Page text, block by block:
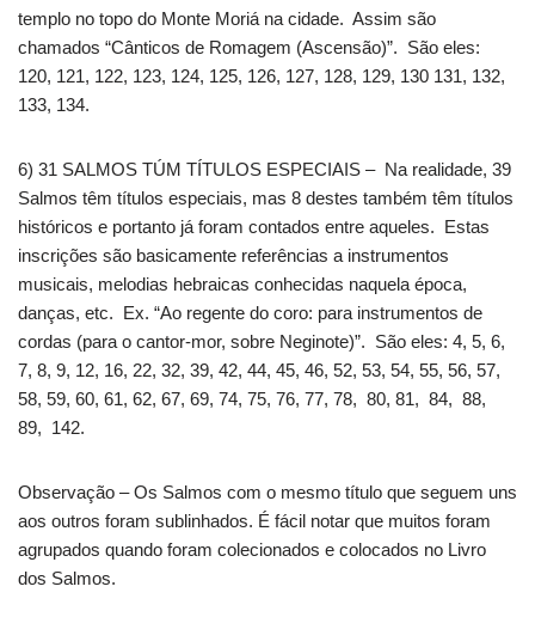
templo no topo do Monte Moriá na cidade. Assim são
chamados “Cânticos de Romagem (Ascensão)”. São eles:
120, 121, 122, 123, 124, 125, 126, 127, 128, 129, 130 131, 132,
133, 134.
6) 31 SALMOS TÚM TÍTULOS ESPECIAIS – Na realidade, 39
Salmos têm títulos especiais, mas 8 destes também têm títulos
históricos e portanto já foram contados entre aqueles. Estas
inscrições são basicamente referências a instrumentos
musicais, melodias hebraicas conhecidas naquela época,
danças, etc. Ex. “Ao regente do coro: para instrumentos de
cordas (para o cantor-mor, sobre Neginote)”. São eles: 4, 5, 6,
7, 8, 9, 12, 16, 22, 32, 39, 42, 44, 45, 46, 52, 53, 54, 55, 56, 57,
58, 59, 60, 61, 62, 67, 69, 74, 75, 76, 77, 78, 80, 81, 84, 88,
89, 142.
Observação – Os Salmos com o mesmo título que seguem uns
aos outros foram sublinhados. É fácil notar que muitos foram
agrupados quando foram colecionados e colocados no Livro
dos Salmos.